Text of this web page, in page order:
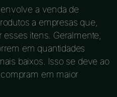
envolve a venda de
a empresas que,
itens. Geralmente,
em quantidades
baixos. Isso se deve ao
em maior